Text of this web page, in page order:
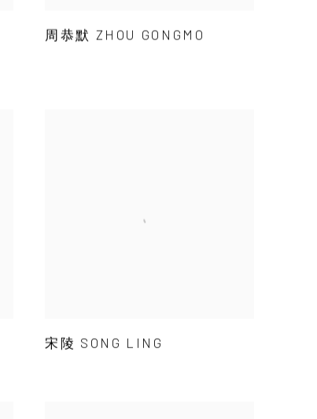
周恭默 ZHOU GONGMO
宋陵 SONG LING